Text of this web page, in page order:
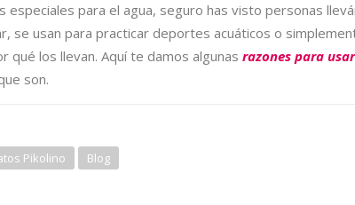
especiales para el agua, seguro has visto personas
se usan para practicar deportes acuáticos o
qué los llevan. Aquí te damos algunas razones para
son.
Pikolino Blog